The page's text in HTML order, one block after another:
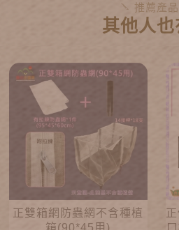
推薦產品
其他人也
正雙箱網防蟲網不含種植
箱(90*45用)